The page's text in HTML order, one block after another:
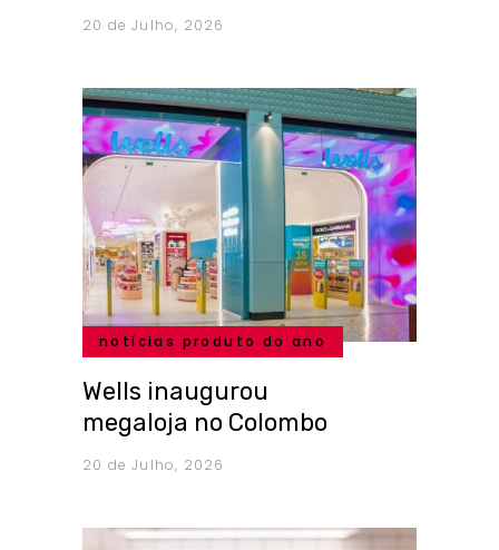
20 de Julho, 2026
notícias produto do ano
Wells inaugurou
megaloja no Colombo
20 de Julho, 2026